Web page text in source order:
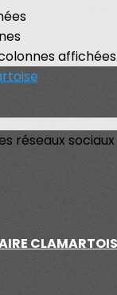
affichées
réseaux sociaux